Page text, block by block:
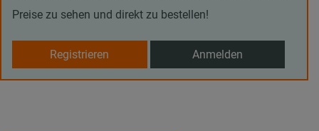
Preise zu sehen und direkt zu bestellen!
Registrieren Anmelden